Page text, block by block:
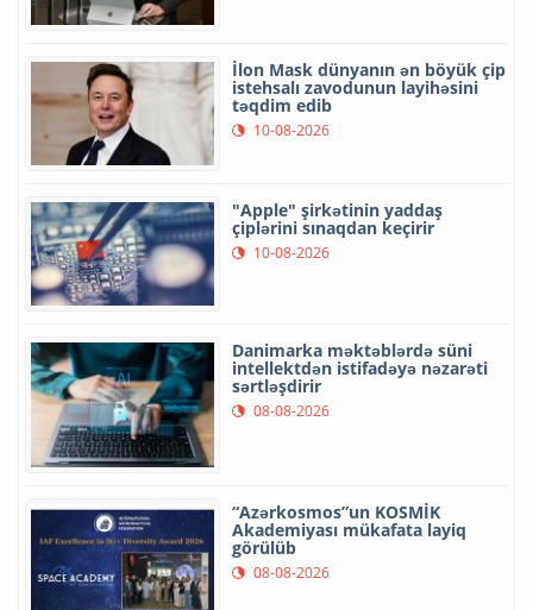
İlon Mask dünyanın ən böyük çip
istehsalı zavodunun layihəsini
təqdim edib
10-08-2026
"Apple" şirkətinin yaddaş
çiplərini sınaqdan keçirir
10-08-2026
Danimarka məktəblərdə süni
intellektdən istifadəyə nəzarəti
sərtləşdirir
08-08-2026
“Azərkosmos”un KOSMİK
Akademiyası mükafata layiq
görülüb
08-08-2026